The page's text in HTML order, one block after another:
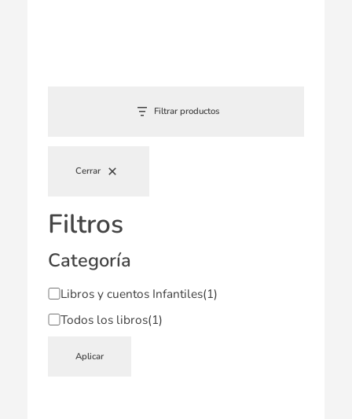
Filtrar productos
Cerrar
Filtros
Categoría
Libros y cuentos Infantiles(1)
Todos los libros(1)
Aplicar